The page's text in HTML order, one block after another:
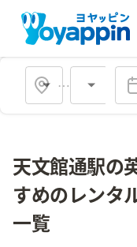
会場タ
天文館通駅の
すめのレンタ
一覧